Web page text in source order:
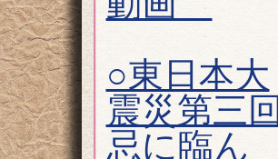
○東日本大
震災第三回
忌に臨ん